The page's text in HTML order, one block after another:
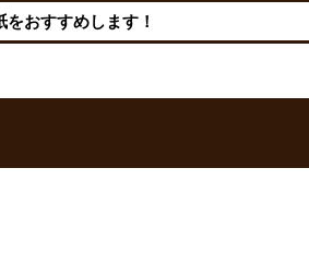
おすすめします！